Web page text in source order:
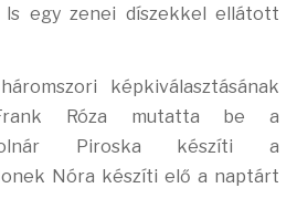
egy zenei díszekkel ellátott
képkiválasztásának
Róza mutatta be a
Piroska készíti a
Nóra készíti elő a naptárt